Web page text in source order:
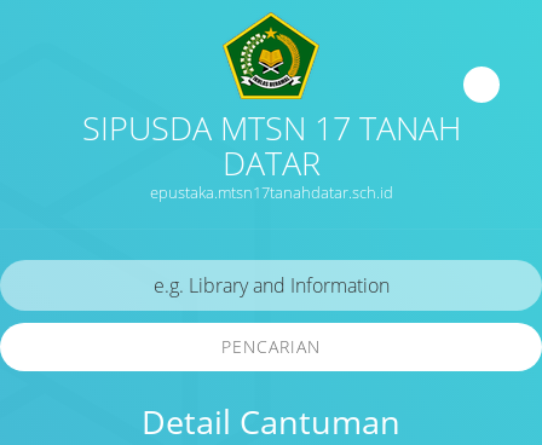
SIPUSDA MTSN 17 TANAH
DATAR
epustaka.mtsn17tanahdatar.sch.id
Detail Cantuman
PENCARIAN